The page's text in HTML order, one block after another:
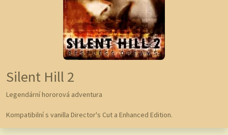
Silent Hill 2
Legendární hororová adventura
Kompatibilní s vanilla Director's Cut a Enhanced Edition.